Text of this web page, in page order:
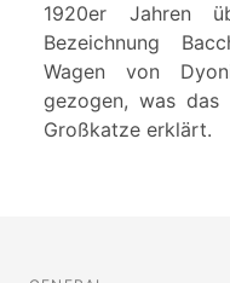
1920er Jahren
Bezeichnung
Wagen von
gezogen, was
Großkatze erklärt.